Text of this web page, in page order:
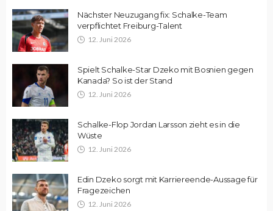
Nächster Neuzugang fix: Schalke-Team
verpflichtet Freiburg-Talent
12. Juni 2026
Spielt Schalke-Star Dzeko mit Bosnien gegen
Kanada? So ist der Stand
12. Juni 2026
Schalke-Flop Jordan Larsson zieht es in die
Wüste
12. Juni 2026
Edin Dzeko sorgt mit Karriereende-Aussage für
Fragezeichen
12. Juni 2026